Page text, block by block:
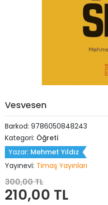
Vesvesen
Barkod: 9786050848243
Kategori: Öğreti
Yazar: Mehmet Yıldız
Yayınevi: Timaş Yayınları
300,00 TL
210,00 TL